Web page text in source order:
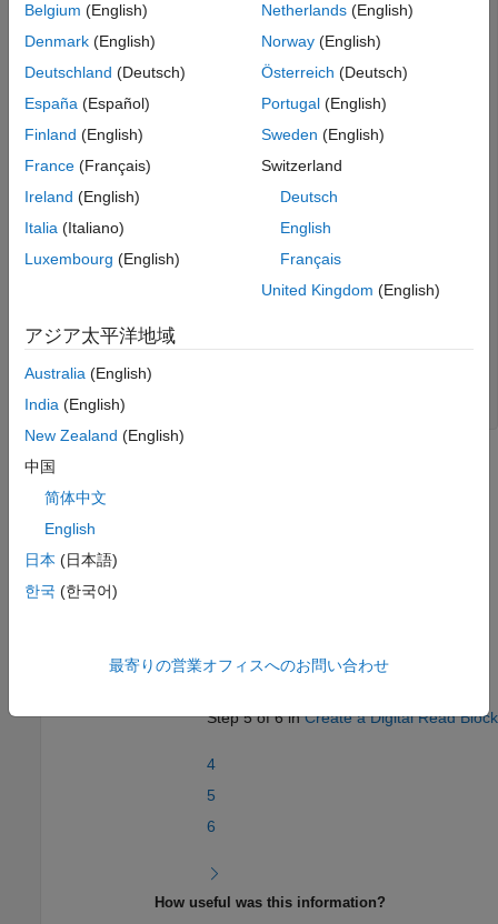
function num = getNumOutputsImpl(~)
end
function
varargout = isOutputFixedSizeImpl(~,~)
        varargout{1} = true;
function varargout = isOutputComplexImpl(~)
        varargout{1} = false;
end
function
varargout = getOutputSizeImpl(~)
        varargout{1} = [1,1];
        varargout{1} = 'double';
end
end
For the
require modification.
In the next section, you will
See Also
Step 5 of 6 inCreate a Digital Read Block
4
5
6
How useful was this information?
Belgium (English)
Denmark (English)
Deutschland (Deutsch)
España (Español)
Finland (English)
France (Français)
Ireland (English)
Italia (Italiano)
Luxembourg (English)
Netherlands(English)
Norway(English)
Österreich (Deutsch)
Portugal(English)
Sweden (English)
Switzerland
Deutsch
English
Français
United Kingdom (English)
アジア太平洋地域
Australia (English)
India (English)
New Zealand (English)
中国
简体中文
English
日本 (日本語)
한국 (한국어)
最寄りの営業オフィスへのお問い合わせ